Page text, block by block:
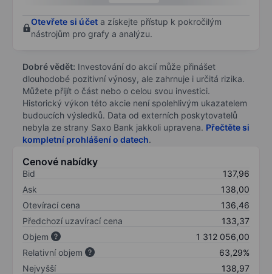
Otevřete si účet a získejte přístup k pokročilým
nástrojům pro grafy a analýzu.
Dobré vědět: Investování do akcií může přinášet
dlouhodobé pozitivní výnosy, ale zahrnuje i určitá rizika.
Můžete přijít o část nebo o celou svou investici.
Historický výkon této akcie není spolehlivým ukazatelem
budoucích výsledků. Data od externích poskytovatelů
nebyla ze strany Saxo Bank jakkoli upravena. Přečtěte si
kompletní prohlášení o datech.
Cenové nabídky
Bid
137,96
Ask
138,00
Otevírací cena
136,46
Předchozí uzavírací cena
133,37
Objem
1 312 056,00
Relativní objem
63,29%
Nejvyšší
138,97